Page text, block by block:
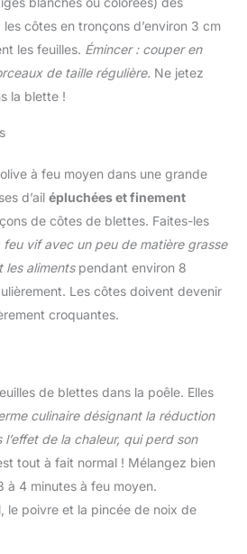
côtes en tronçons d’environ 3 cm
les feuilles. Émincer : couper en
de taille régulière. Ne jetez
la blette !
à feu moyen dans une grande
d’ail épluchées et finement
de côtes de blettes. Faites-les
feu vif avec un peu de matière grasse
les alimentspendant environ 8
Les côtes doivent devenir
croquantes.
de blettes dans la poêle. Elles
culinaire désignant la réduction
l’effet de la chaleur, qui perd son
tout à fait normal ! Mélangez bien
à 4 minutes à feu moyen.
le poivre et la pincée de noix de